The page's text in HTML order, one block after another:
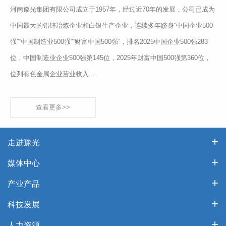
河南豫光集团有限公司成立于1957年，经过近70年的发展，公司已成为
中国最大的铅锌冶炼企业和白银生产企业，连续多年跻身“中国企业500
强”“中国制造业500强”“财富中国500强”，排名2025中国企业500强283
位，中国制造业企业500强第145位，2025年财富中国500强第360位，
位列有色金属企业营业收入...
查看更多>>
走进豫光
媒体中心
产业产品
科技发展